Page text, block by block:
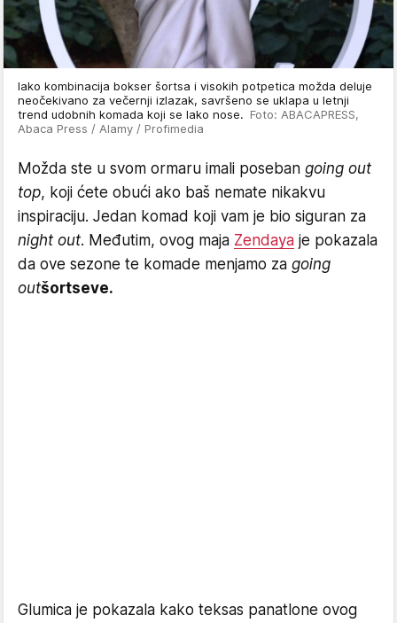
Iako kombinacija bokser šortsa i visokih potpetica možda deluje
neočekivano za večernji izlazak, savršeno se uklapa u letnji
trend udobnih komada koji se lako nose. Foto: ABACAPRESS,
Abaca Press / Alamy / Profimedia
Možda ste u svom ormaru imali poseban going out
top, koji ćete obući ako baš nemate nikakvu
inspiraciju. Jedan komad koji vam je bio siguran za
night out. Međutim, ovog maja Zendaya je pokazala
da ove sezone te komade menjamo za going
outšortseve.
Glumica je pokazala kako teksas panatlone ovog